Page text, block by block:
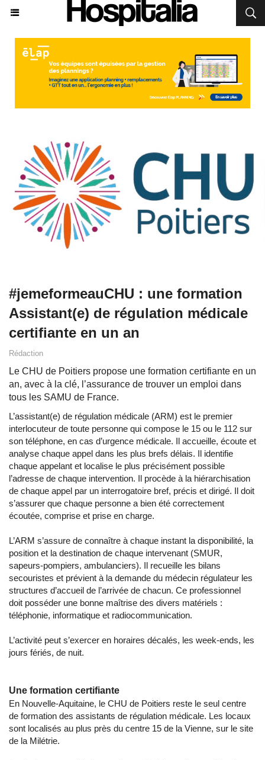
#jemeformeauCHU : une formation
Assistant(e) de régulation médicale
certifiante en un an
Rédaction
Le CHU de Poitiers propose une formation certifiante en un
an, avec à la clé, l’assurance de trouver un emploi dans
tous les SAMU de France.
L’assistant(e) de régulation médicale (ARM) est le premier
interlocuteur de toute personne qui compose le 15 ou le 112 sur
son téléphone, en cas d’urgence médicale. Il accueille, écoute et
analyse chaque appel dans les plus brefs délais. Il identifie
chaque appelant et localise le plus précisément possible
l’adresse de chaque intervention. Il procède à la hiérarchisation
de chaque appel par un interrogatoire bref, précis et dirigé. Il doit
s’assurer que chaque personne a bien été correctement
écoutée, comprise et prise en charge.
L’ARM s’assure de connaître à chaque instant la disponibilité, la
position et la destination de chaque intervenant (SMUR,
sapeurs-pompiers, ambulanciers). Il recueille les bilans
secouristes et prévient à la demande du médecin régulateur les
structures d’accueil de l’arrivée de chacun. Ce professionnel
doit posséder une bonne maîtrise des divers matériels :
téléphonie, informatique et radiocommunication.
L’activité peut s’exercer en horaires décalés, les week-ends, les
jours fériés, de nuit.
Une formation certifiante
En Nouvelle-Aquitaine, le CHU de Poitiers reste le seul centre
de formation des assistants de régulation médicale. Les locaux
sont localisés au plus près du centre 15 de la Vienne, sur le site
de la Milétrie.